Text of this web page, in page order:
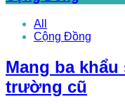
All
Cộng Đồng
Mang ba
trường cũ